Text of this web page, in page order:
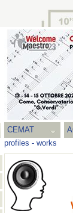
CEMAT
profiles - works